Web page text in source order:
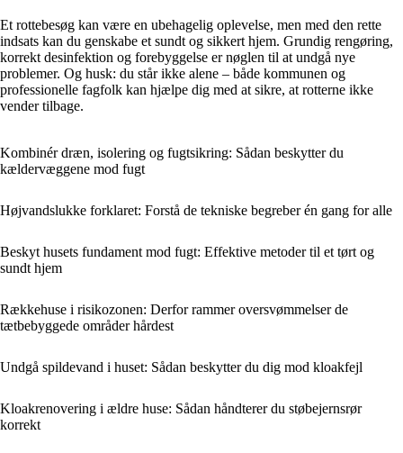
Et rottebesøg kan være en ubehagelig oplevelse, men med den rette
indsats kan du genskabe et sundt og sikkert hjem. Grundig rengøring,
korrekt desinfektion og forebyggelse er nøglen til at undgå nye
problemer. Og husk: du står ikke alene – både kommunen og
professionelle fagfolk kan hjælpe dig med at sikre, at rotterne ikke
vender tilbage.
Kombinér dræn, isolering og fugtsikring: Sådan beskytter du
kældervæggene mod fugt
Højvandslukke forklaret: Forstå de tekniske begreber én gang for alle
Beskyt husets fundament mod fugt: Effektive metoder til et tørt og
sundt hjem
Rækkehuse i risikozonen: Derfor rammer oversvømmelser de
tætbebyggede områder hårdest
Undgå spildevand i huset: Sådan beskytter du dig mod kloakfejl
Kloakrenovering i ældre huse: Sådan håndterer du støbejernsrør
korrekt